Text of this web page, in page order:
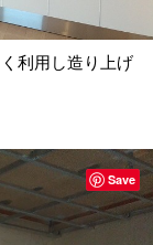
利用し造り上げ
Save